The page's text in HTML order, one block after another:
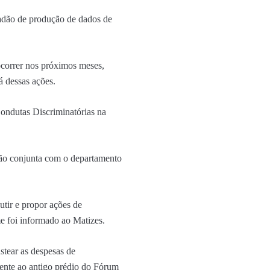
de produção de dados de
nos próximos meses,
ações.
Discriminatórias na
conjunta com o departamento
e propor ações de
foi informado ao Matizes.
as despesas de
ao antigo prédio do Fórum